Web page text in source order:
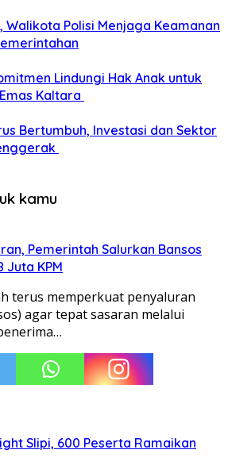
Walikota Polisi Menjaga Keamanan
Lindungi Hak Anak untuk
Kaltara
Bertumbuh, Investasi dan Sektor
kamu
Pemerintah Salurkan Bansos
Juta KPM
terus memperkuat penyaluran
agar tepat sasaran melalui
Slipi, 600 Peserta Ramaikan